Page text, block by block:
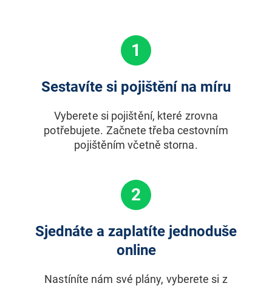
1
Sestavíte si pojištění na míru
Vyberete si pojištění, které zrovna
potřebujete. Začnete třeba cestovním
pojištěním včetně storna.
2
Sjednáte a zaplatíte jednoduše
online
Nastíníte nám své plány, vyberete si z